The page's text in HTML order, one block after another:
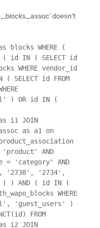
doesn't
blocks WHERE (
IN ( SELECT id
WHERE vendor_id
id FROM
) OR id IN (
i1 JOIN
as a1 on
AND
= 'category' AND
'2738', '2734',
) AND ( id IN (
WHERE
'guest_users' )
FROM
i2 JOIN